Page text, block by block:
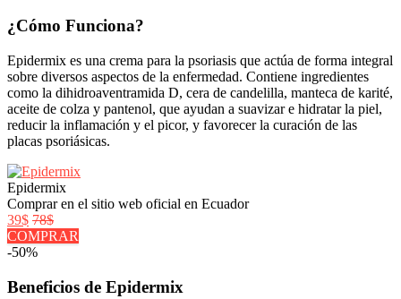
¿Cómo Funciona?
Epidermix es una crema para la psoriasis que actúa de forma integral
sobre diversos aspectos de la enfermedad. Contiene ingredientes
como la dihidroaventramida D, cera de candelilla, manteca de karité,
aceite de colza y pantenol, que ayudan a suavizar e hidratar la piel,
reducir la inflamación y el picor, y favorecer la curación de las
placas psoriásicas.
Epidermix
Comprar en el sitio web oficial en Ecuador
39$ 78$
COMPRAR
-50%
Beneficios de Epidermix